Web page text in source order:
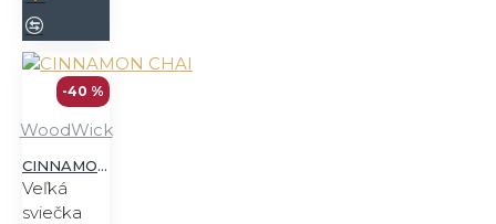
-40 %
WoodWick
CINNAMON CHAI
Veľká
sviečka